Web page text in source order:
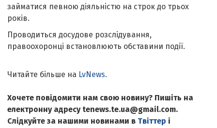
займатися певною діяльністю на строк до трьох
років.
Проводиться досудове розслідування,
правоохоронці встановлюють обставини події.
Читайте більше на LvNews.
Хочете повідомити нам свою новину? Пишіть на
електронну адресу tenews.te.ua@gmail.com.
Слідкуйте за нашими новинами в Твіттер і